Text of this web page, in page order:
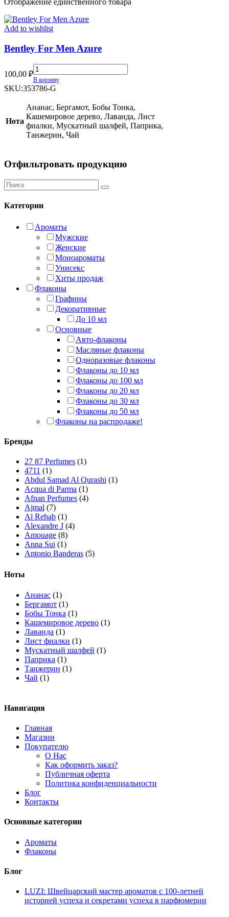
Отображение единственного товара
Add to wishlist
Bentley For Men Azure
100,00 ₽
Bentley
For
Men
quantity
В корзину
SKU:353786-G
Нота
Ананас, Бергамот, Бобы Тонка,
Кашемировое дерево, Лаванда, Лист
фиалки, Мускатный шалфей, Паприка,
Танжерин, Чай
Отфильтровать продукцию
Категории
Ароматы
Мужские
Женские
Моноароматы
Унисекс
Хиты продаж
Флаконы
Графины
Декоративные
До 10 мл
Основные
Авто-флаконы
Масляные флаконы
Одноразовые флаконы
Флаконы до 10 мл
Флаконы до 100 мл
Флаконы до 20 мл
Флаконы до 30 мл
Флаконы до 50 мл
Флаконы на распродаже!
Бренды
27 87 Perfumes (1)
4711 (1)
Abdul Samad Al Qurashi (1)
Acqua di Parma (1)
Afnan Perfumes (4)
Ajmal (7)
Al Rehab (1)
Alexandre J (4)
Amouage (8)
Anna Sui (1)
Antonio Banderas (5)
Armaf
(7)
Armand Basi
Asdaaf (4)
Atelier Cologne
Attar Collection (4)
Azzaro (2)
Bath & Body Works (3)
BDK Parfums (5)
Boadicea The Victorious
Bois 1920 (1)
Bottega Veneta
Burberry
Byredo (12)
Calvin Klein
Carolina Herrera
Cartier (2)
Chanel (9)
Chloe
(1)
Chopard (6)
Christian Dior
Clean (2)
Clive Christian (15)
Creed (14)
Davidoff (1)
Diesel (2)
Escentric Molecules (17)
Essential Parfums (3)
Ноты
Ананас (1)
Бергамот (1)
Бобы Тонка (1)
Кашемировое дерево (1)
Лаванда (1)
Лист фиалки (1)
Мускатный шалфей (1)
Паприка (1)
Танжерин (1)
Чай (1)
Навигация
Главная
Магазин
Покупателю
О Нас
Как оформить заказ?
Публичная оферта
Политика конфиденциальности
Блог
Контакты
Основные категории
Ароматы
Флаконы
Блог
LUZI: Швейцарский мастер ароматов с 100-летней
историей успеха и секретами успеха в парфюмерии